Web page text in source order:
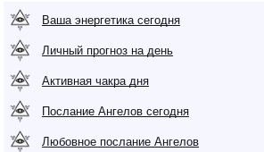
Ваша энергетика сегодня
Личный прогноз на день
Активная чакра дня
Послание Ангелов сегодня
Любовное послание Ангелов